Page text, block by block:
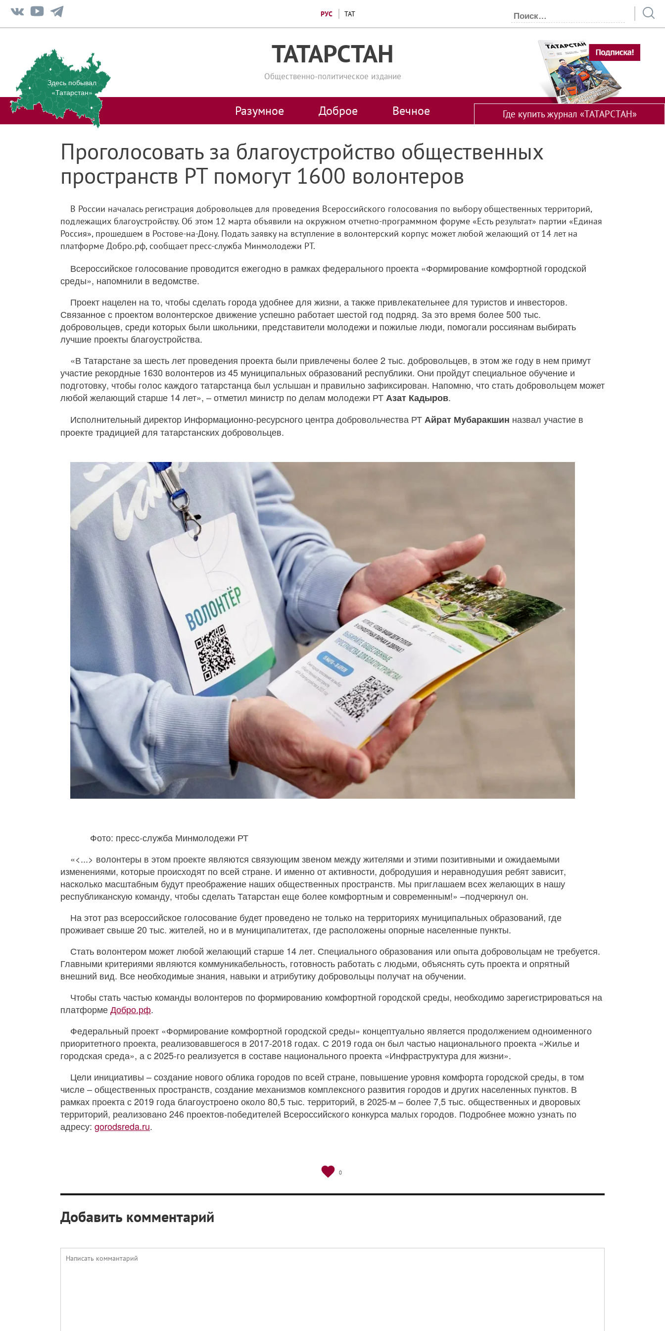
РУС ТАТ
ТАТАРСТАН
Общественно-политическое издание
Здесь побывал
«Татарстан»
Разумное Доброе Вечное Где купить журнал «ТАТАРСТАН»
Проголосовать за благоустройство общественных
пространств РТ помогут 1600 волонтеров
В России началась регистрация добровольцев для проведения Всероссийского голосования по выбору общественных территорий,
подлежащих благоустройству. Об этом 12 марта объявили на окружном отчетно-программном форуме «Есть результат» партии «Единая
Россия», прошедшем в Ростове-на-Дону. Подать заявку на вступление в волонтерский корпус может любой желающий от 14 лет на
платформе Добро.рф, сообщает пресс-служба Минмолодежи РТ.
Всероссийское голосование проводится ежегодно в рамках федерального проекта «Формирование комфортной городской
среды», напомнили в ведомстве.
Проект нацелен на то, чтобы сделать города удобнее для жизни, а также привлекательнее для туристов и инвесторов.
Связанное с проектом волонтерское движение успешно работает шестой год подряд. За это время более 500 тыс.
добровольцев, среди которых были школьники, представители молодежи и пожилые люди, помогали россиянам выбирать
лучшие проекты благоустройства.
«В Татарстане за шесть лет проведения проекта были привлечены более 2 тыс. добровольцев, в этом же году в нем примут
участие рекордные 1630 волонтеров из 45 муниципальных образований республики. Они пройдут специальное обучение и
подготовку, чтобы голос каждого татарстанца был услышан и правильно зафиксирован. Напомню, что стать добровольцем может
любой желающий старше 14 лет», – отметил министр по делам молодежи РТАзат Кадыров.
Исполнительный директор Информационно-ресурсного центра добровольчества РТАйрат Мубаракшин назвал участие в
проекте традицией для татарстанских добровольцев.
Фото: пресс-служба Минмолодежи РТ
«<...> волонтеры в этом проекте являются связующим звеном между жителями и этими позитивными и ожидаемыми
изменениями, которые происходят по всей стране. И именно от активности, добродушия и неравнодушия ребят зависит,
насколько масштабным будут преображение наших общественных пространств. Мы приглашаем всех желающих в нашу
республиканскую команду, чтобы сделать Татарстан еще более комфортным и современным!» –подчеркнул он.
На этот раз всероссийское голосование будет проведено не только на территориях муниципальных образований, где
проживает свыше 20 тыс. жителей, но и в муниципалитетах, где расположены опорные населенные пункты.
Стать волонтером может любой желающий старше 14 лет. Специального образования или опыта добровольцам не требуется.
Главными критериями являются коммуникабельность, готовность работать с людьми, объяснять суть проекта и опрятный
внешний вид. Все необходимые знания, навыки и атрибутику добровольцы получат на обучении.
Чтобы стать частью команды волонтеров по формированию комфортной городской среды, необходимо зарегистрироваться на
платформеДобро.рф.
Федеральный проект «Формирование комфортной городской среды» концептуально является продолжением одноименного
приоритетного проекта, реализовавшегося в 2017-2018 годах. С 2019 года он был частью национального проекта «Жилье и
городская среда», а с 2025-го реализуется в составе национального проекта «Инфраструктура для жизни».
Цели инициативы – создание нового облика городов по всей стране, повышение уровня комфорта городской среды, в том
числе – общественных пространств, создание механизмов комплексного развития городов и других населенных пунктов. В
рамках проекта с 2019 года благоустроено около 80,5 тыс. территорий, в 2025-м – более 7,5 тыс. общественных и дворовых
территорий, реализовано 246 проектов-победителей Всероссийского конкурса малых городов. Подробнее можно узнать по
адресу: gorodsreda.ru.
0
Добавить комментарий